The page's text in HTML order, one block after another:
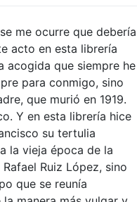
me ocurre que debería
acto en esta librería
acogida que siempre he
para conmigo, sino
que murió en 1919.
Y en esta librería hice
su tertulia
la vieja época de la
Ruiz López, sino
que se reunía